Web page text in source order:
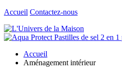
Accueil Contactez-nous
Accueil
Aménagement intérieur